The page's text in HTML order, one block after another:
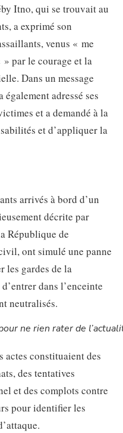
Itno, qui se trouvait au
a exprimé son
venus « me
par le courage et la
Dans un message
adressé ses
et a demandé à la
et d’appliquer la
arrivés à bord d’un
décrite par
République de
ont simulé une panne
les gardes de la
dans l’enceinte
neutralisés.
ne rien rater de
actes constituaient des
des tentatives
et des complots contre
pour identifier les